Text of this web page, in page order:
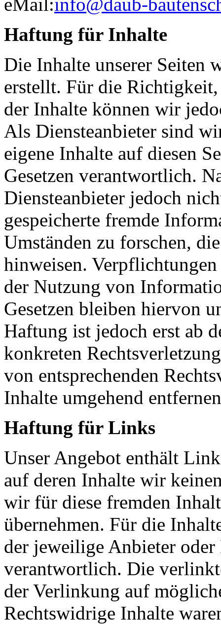
Haftung für Inhalte
Die Inhalte unserer Seiten
erstellt. Für die
der Inhalte können wir
Als Diensteanbieter sind
eigene Inhalte auf diesen
Gesetzen verantwortlich.
Diensteanbieter jedoch
gespeicherte fremde
Umständen zu forschen,
hinweisen.
der Nutzung von
Gesetzen bleiben hiervon
Haftung ist jedoch erst ab
konkreten
von entsprechenden
Inhalte umgehend
Haftung für Links
Unser Angebot enthält
auf deren Inhalte wir
wir für diese fremden
übernehmen. Für die
der jeweilige Anbieter oder
verantwortlich. Die
der Verlinkung auf
Rechtswidrige Inhalte